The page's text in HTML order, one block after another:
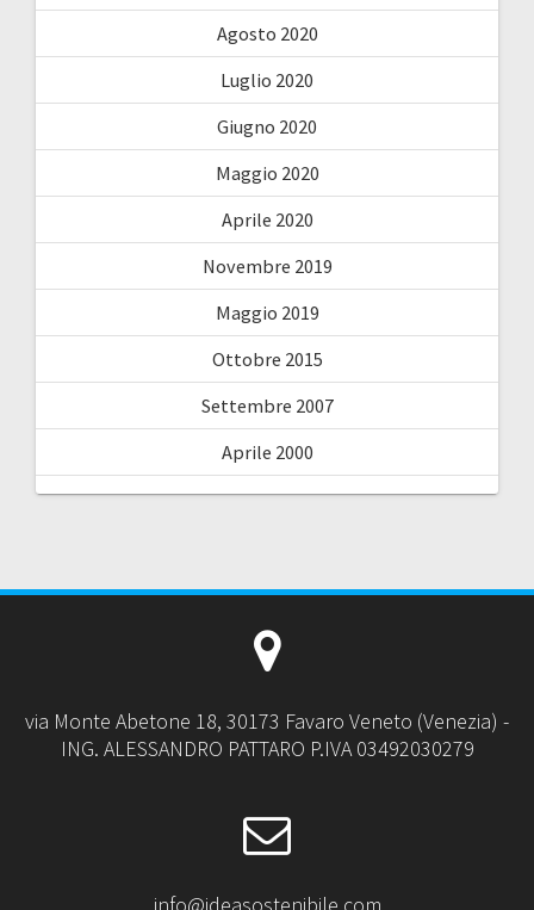
Agosto 2020
Luglio 2020
Giugno 2020
Maggio 2020
Aprile 2020
Novembre 2019
Maggio 2019
Ottobre 2015
Settembre 2007
Aprile 2000
via Monte Abetone 18, 30173 Favaro Veneto (Venezia) -
ING. ALESSANDRO PATTARO P.IVA 03492030279
info@ideasostenibile.com